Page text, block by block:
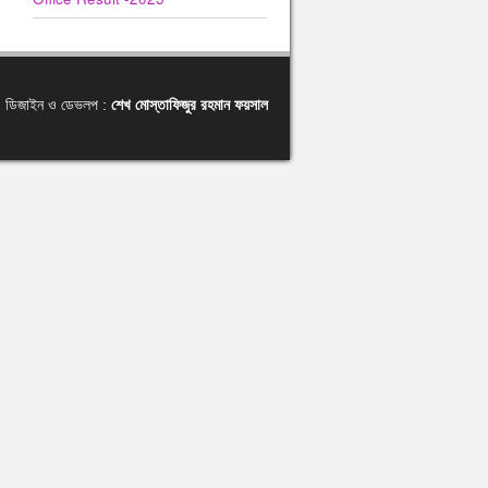
ডিজাইন ও ডেভলপ : শেখ মোস্তাফিজুর রহমান ফয়সাল